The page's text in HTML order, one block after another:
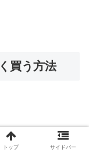
買う方法
トップ サイドバー